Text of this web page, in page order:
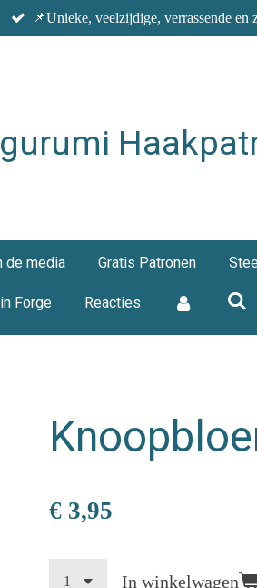
📌Unieke, veelzijdige, verrassende
de media Gratis Patronen
Forge Reacties
€ 3,95
In winkelwagen